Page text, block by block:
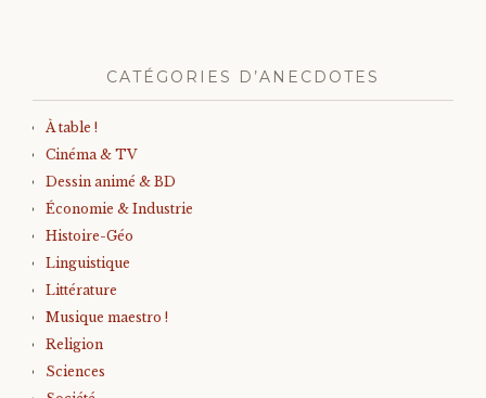
CATÉGORIES D’ANECDOTES
À table !
Cinéma & TV
Dessin animé & BD
Économie & Industrie
Histoire-Géo
Linguistique
Littérature
Musique maestro !
Religion
Sciences